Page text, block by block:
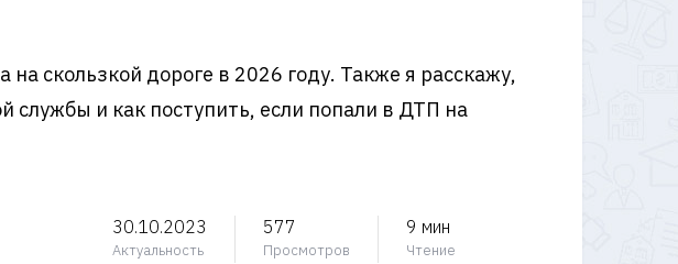
скользкой дороге в 2026 году. Также я расскажу,
службы и как поступить, если попали в ДТП на
30.10.2023
Актуальность
577
Просмотров
9 мин
Чтение